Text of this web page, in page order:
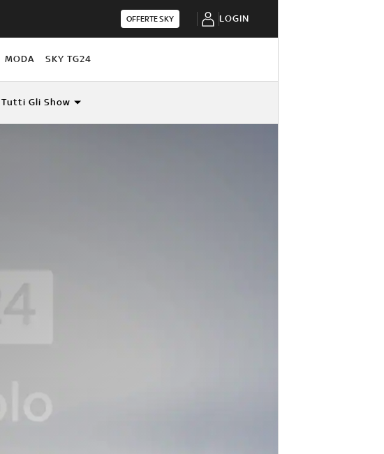
OFFERTE SKY LOGIN
MODA SKY TG24
Tutti Gli Show